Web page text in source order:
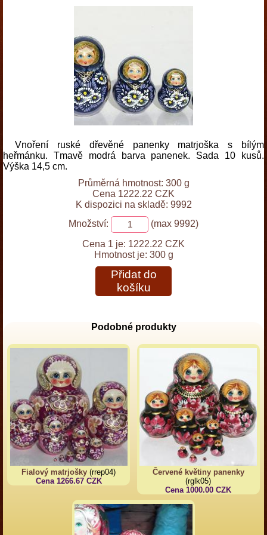
Vnoření ruské dřevěné panenky matrjoška s bílým
heřmánku. Tmavě modrá barva panenek. Sada 10 kusů.
Výška 14,5 cm.
Průměrná hmotnost: 300 g
Cena 1222.22 CZK
K dispozici na skladě: 9992
Množství:
(max 9992)
Cena 1 je: 1222.22 CZK
Hmotnost je: 300 g
Přidat do
košíku
Podobné produkty
Fialový matrjošky (rrep04)
Cena 1266.67 CZK
Červené květiny panenky
(rglk05)
Cena 1000.00 CZK